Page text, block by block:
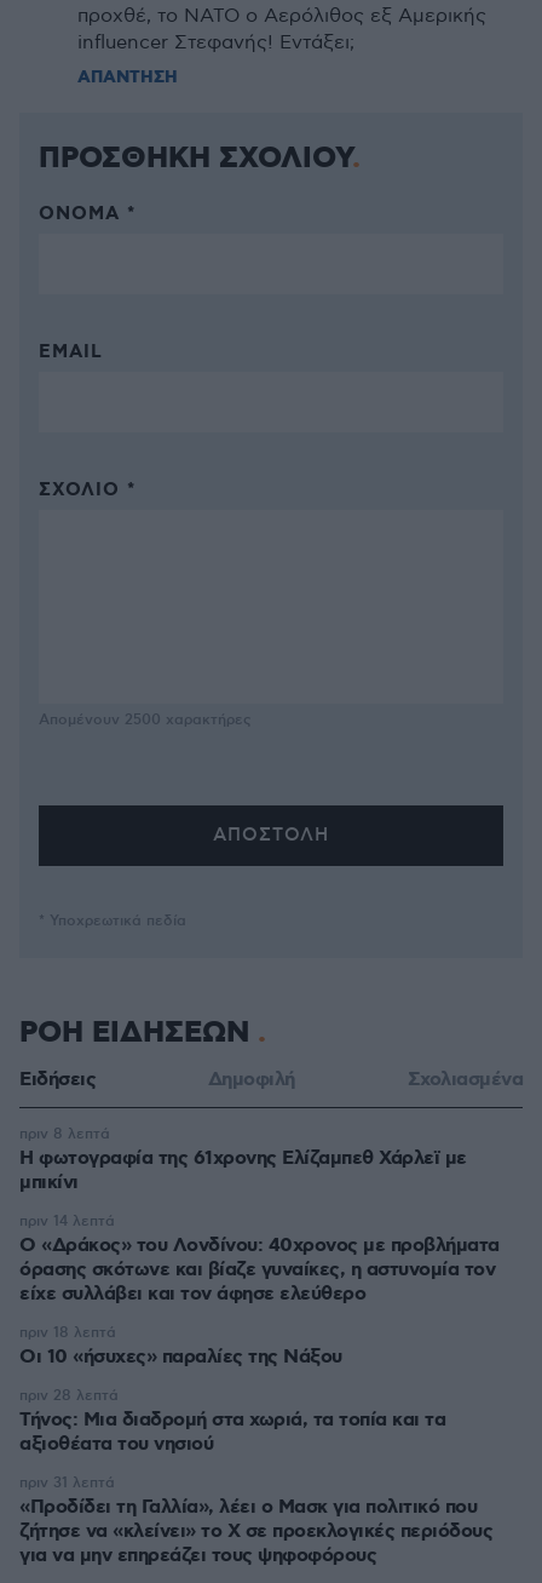
προχθέ, το ΝΑΤΟ ο Αερόλιθος εξ Αμερικής
influencer Στεφανής! Εντάξει;
ΑΠΑΝΤΗΣΗ
ΠΡΟΣΘΗΚΗ ΣΧΟΛΙΟΥ
ΌΝΟΜΑ *
EMAIL
ΣΧΌΛΙΟ *
Απομένουν 2500 χαρακτήρες
* Υποχρεωτικά πεδία
ΡΟΗ ΕΙΔΗΣΕΩΝ
Ειδήσεις Δημοφιλή Σχολιασμένα
Η φωτογραφία της 61χρονης Ελίζαμπεθ Χάρλεϊ με
μπικίνι
πριν 8 λεπτά
Ο «Δράκος» του Λονδίνου: 40χρονος με προβλήματα
όρασης σκότωνε και βίαζε γυναίκες, η αστυνομία τον
είχε συλλάβει και τον άφησε ελεύθερο
πριν 14 λεπτά
Οι 10 «ήσυχες» παραλίες της Νάξου
πριν 18 λεπτά
Τήνος: Μια διαδρομή στα χωριά, τα τοπία και τα
αξιοθέατα του νησιού
πριν 28 λεπτά
«Προδίδει τη Γαλλία», λέει ο Μασκ για πολιτικό που
ζήτησε να «κλείνει» το X σε προεκλογικές περιόδους
για να μην επηρεάζει τους ψηφοφόρους
πριν 31 λεπτά